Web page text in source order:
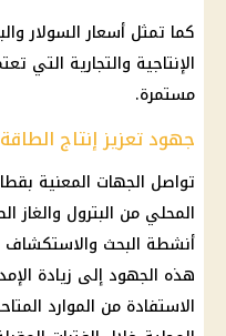
كما تمثل أسعار السولار
الإنتاجية والتجارية التي
مستمرة.
جهود تعزيز إنتاج
تواصل الجهات المعنية
المحلي من البترول
أنشطة البحث والاستكشاف
هذه الجهود إلى زيادة
الاستفادة من الموارد